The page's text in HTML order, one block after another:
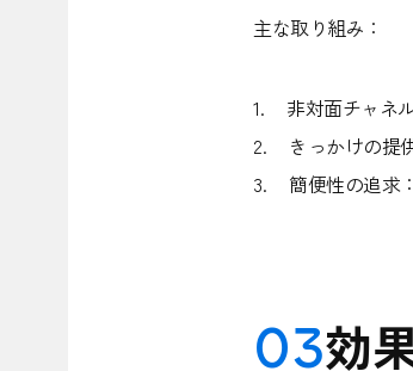
主な取り組み：
1. 非対面チャネ
2. きっかけの提
3. 簡便性の追求
03効